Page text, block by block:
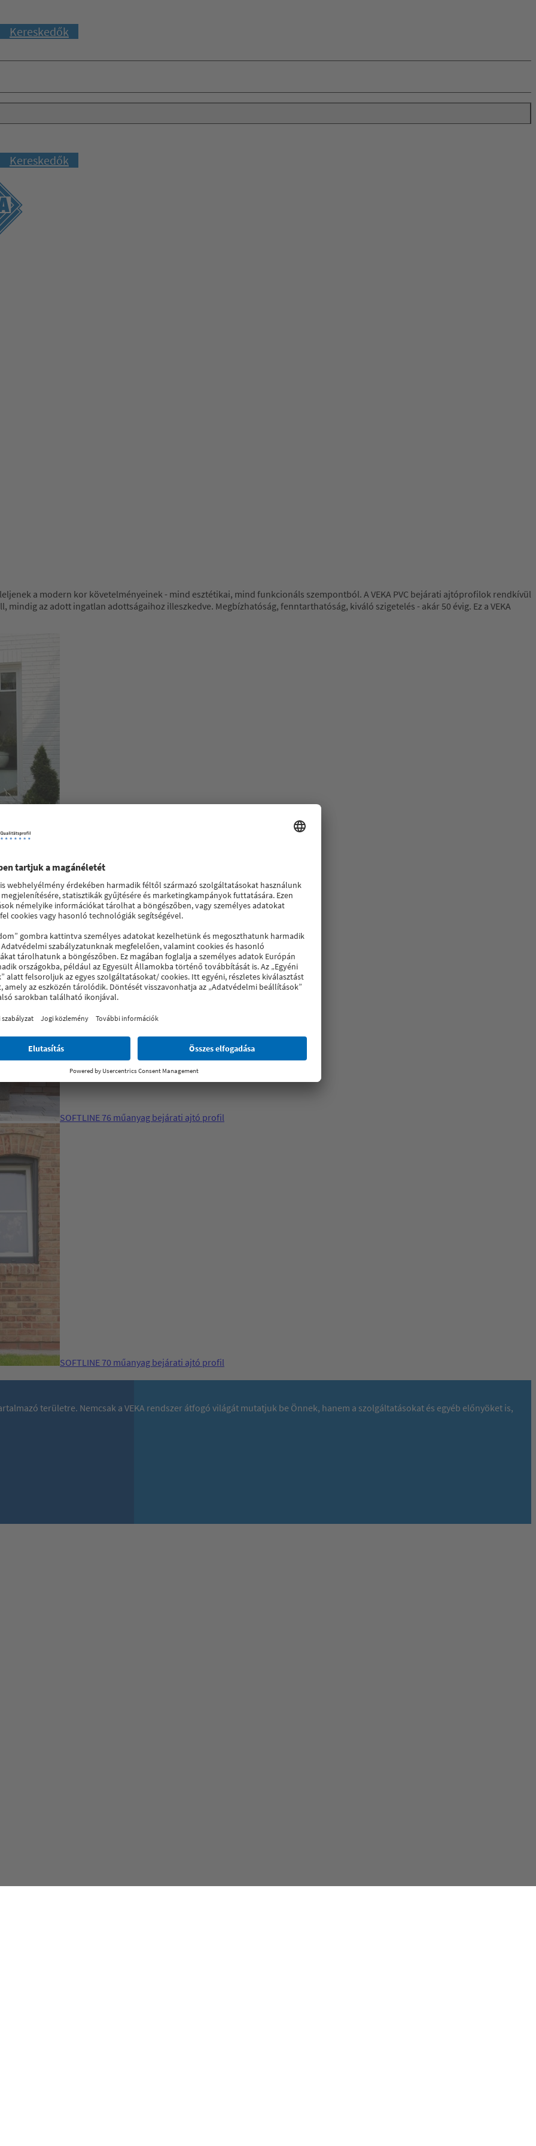
Kereskedők
Kereskedők
a modern kor követelményeinek - mind esztétikai, mind funkcionáls szempontból. A VEKA PVC bejárati ajtóprofilok rendkívül
az adott ingatlan adottságaihoz illeszkedve. Megbízhatóság, fenntarthatóság, kiváló szigetelés - akár 50 évig. Ez a VEKA
SOFTLINE 82 műanyag bejárati ajtó profil
SOFTLINE 76 műanyag bejárati ajtó profil
SOFTLINE 70 műanyag bejárati ajtó profil
területre. Nemcsak a VEKA rendszer átfogó világát mutatjuk be Önnek, hanem a szolgáltatásokat és egyéb előnyöket is,